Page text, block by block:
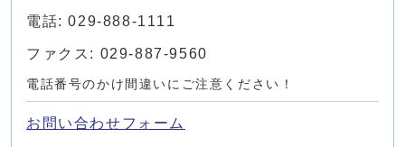
電話: 029-888-1111
ファクス: 029-887-9560
電話番号のかけ間違いにご注意ください！
お問い合わせフォーム